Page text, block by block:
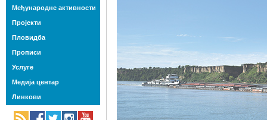
Међународне активности
Пројекти
Пловидба
Прописи
Услуге
Медија центар
Линкови